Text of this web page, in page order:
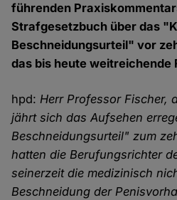
führenden
Strafgesetzbuch über das
Beschneidungsurteil" vor
das bis heute weitreichende
hpd:Herr Professor Fischer,
jährt sich das Aufsehen
Beschneidungsurteil" zum
hatten die Berufungsrichter
seinerzeit die medizinisch
Beschneidung der